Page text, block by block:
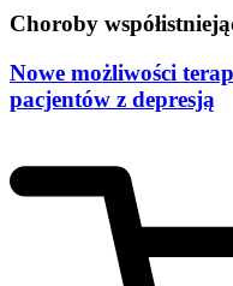
Choroby
Nowe możliwości
pacjentów z depresją